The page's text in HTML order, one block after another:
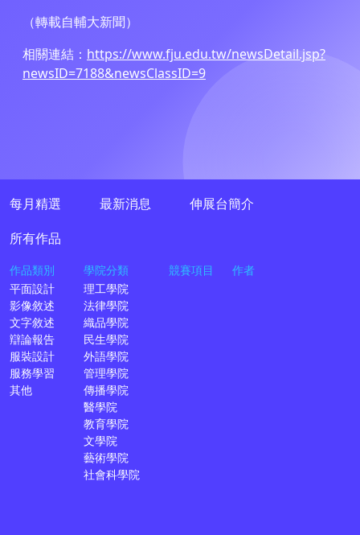
（轉載自輔大新聞）
相關連結： https://www.fju.edu.tw/newsDetail.jsp?
newsID=7188&newsClassID=9
每月精選
所有作品
作品類別
平面設計
影像敘述
文字敘述
辯論報告
服裝設計
服務學習
其他
學院分類
理工學院
法律學院
織品學院
民生學院
外語學院
管理學院
傳播學院
醫學院
教育學院
文學院
藝術學院
社會科學院
競賽項目 作者
最新消息 伸展台簡介